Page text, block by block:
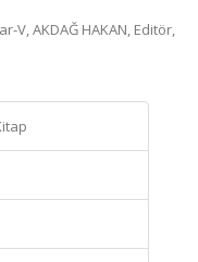
V, AKDAĞ HAKAN, Editör,